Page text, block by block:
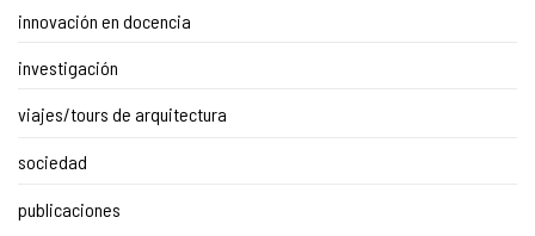
innovación en docencia
investigación
viajes/tours de arquitectura
sociedad
publicaciones